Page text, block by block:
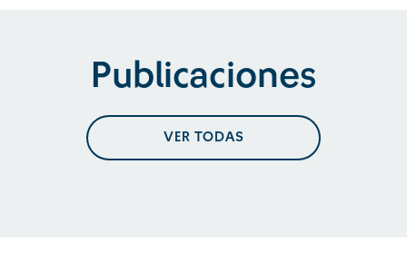
Publicaciones
VER TODAS